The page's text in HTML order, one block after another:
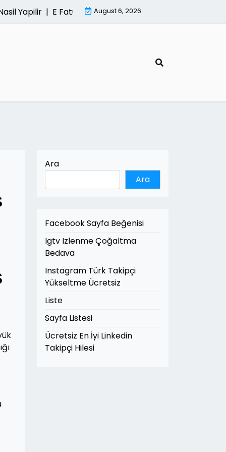
Yapilir |E Fatura Sisteminde Kesintisiz Hizmetin
August 6, 2026
Ara
Ara
Facebook Sayfa Beğenisi
Igtv Izlenme Çoğaltma
Bedava
Instagram Türk Takipçi
Yükseltme Ücretsiz
Liste
Sayfa Listesi
Ücretsiz En İyi Linkedin
Takipçi Hilesi